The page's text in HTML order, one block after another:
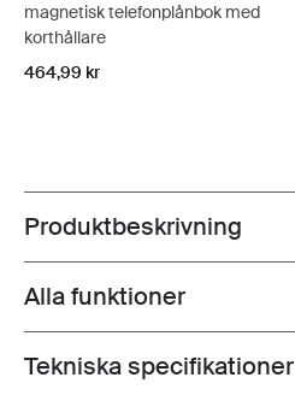
magnetisk telefonplånbok med
korthållare
464,99 kr
Toggle overview
Produktbeskrivning
Toggle features
Alla funktioner
Toggle techspec
Tekniska specifikationer